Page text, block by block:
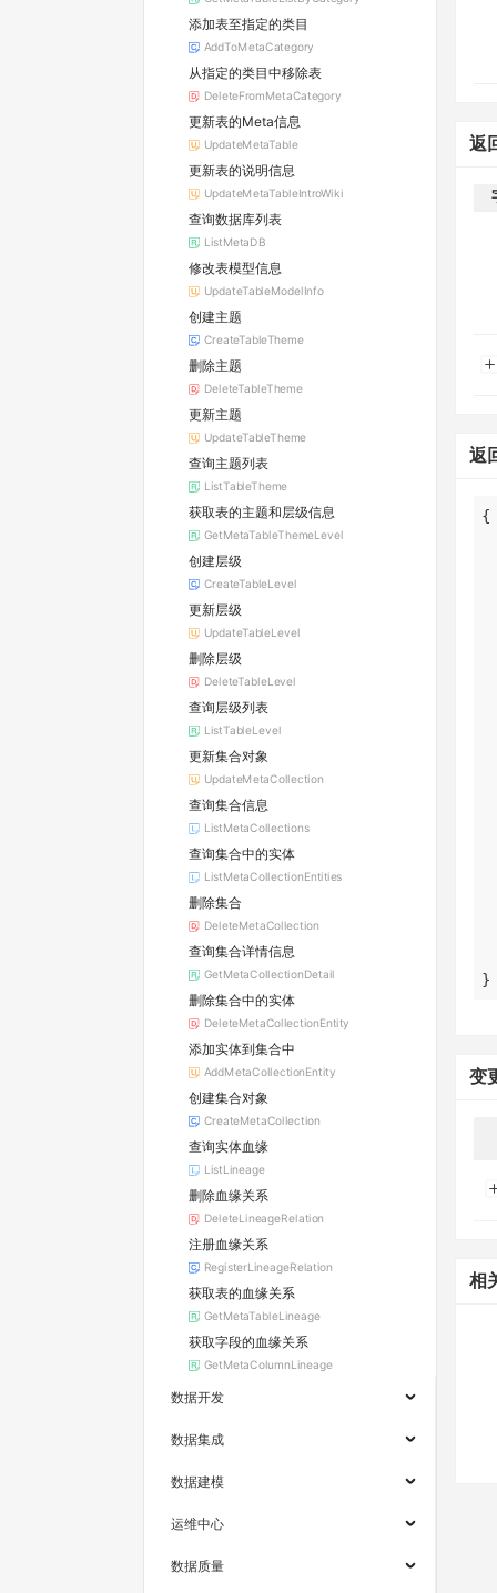
添加表至指定的类目
AddToMetaCategory
从指定的类目中移除表
DeleteFromMetaCategory
更新表的Meta信息
UpdateMetaTable
更新表的说明信息
UpdateMetaTableIntroWiki
查询数据库列表
ListMetaDB
修改表模型信息
UpdateTableModelInfo
创建主题
CreateTableTheme
删除主题
DeleteTableTheme
更新主题
UpdateTableTheme
查询主题列表
ListTableTheme
获取表的主题和层级信息
GetMetaTableThemeLevel
创建层级
CreateTableLevel
更新层级
UpdateTableLevel
删除层级
DeleteTableLevel
查询层级列表
ListTableLevel
更新集合对象
UpdateMetaCollection
查询集合信息
ListMetaCollections
查询集合中的实体
ListMetaCollectionEntities
删除集合
DeleteMetaCollection
查询集合详情信息
GetMetaCollectionDetail
删除集合中的实体
DeleteMetaCollectionEntity
添加实体到集合中
AddMetaCollectionEntity
创建集合对象
CreateMetaCollection
查询实体血缘
ListLineage
删除血缘关系
DeleteLineageRelation
注册血缘关系
RegisterLineageRelation
获取表的血缘关系
GetMetaTableLineage
获取字段的血缘关系
GetMetaColumnLineage
数据开发
数据集成
数据建模
运维中心
数据质量
返
返
}
变
相